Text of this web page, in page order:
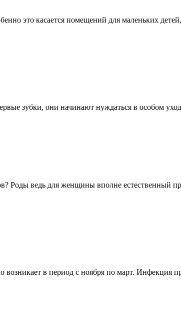
это касается помещений для маленьких
зубки, они начинают нуждаться в особом
Роды ведь для женщины вполне естественный
возникает в период с ноября по март.